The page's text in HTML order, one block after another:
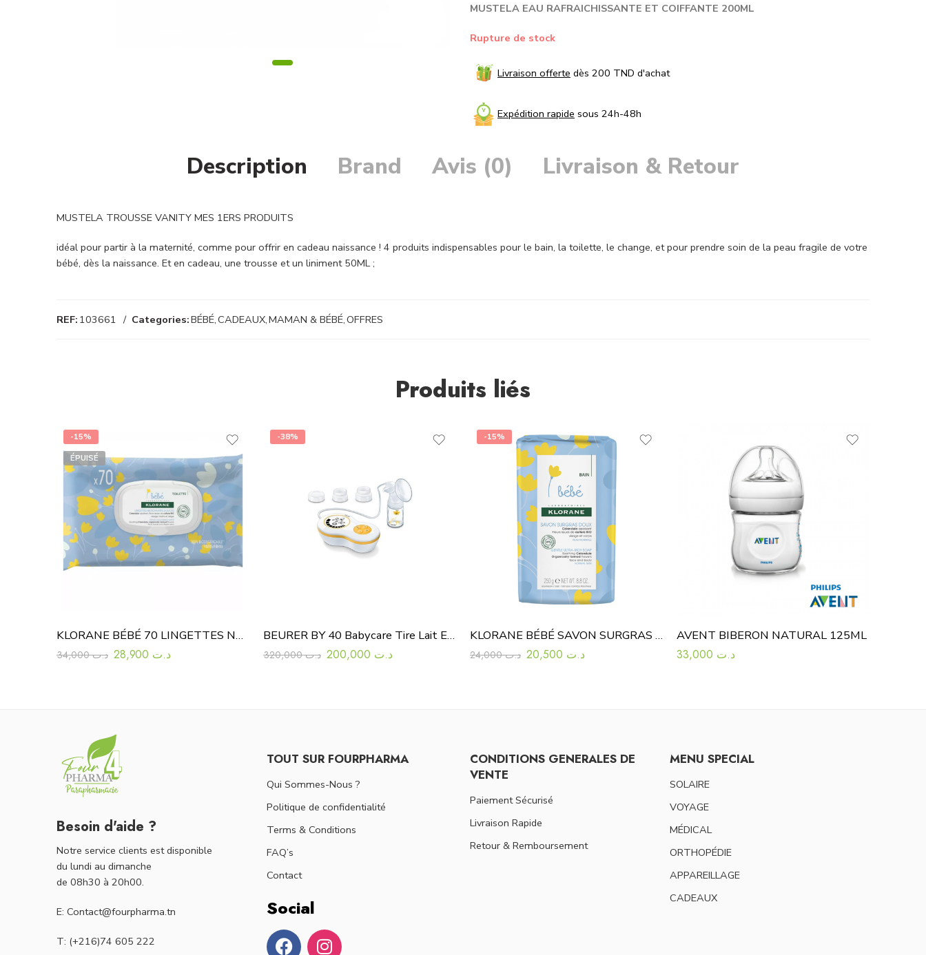
MUSTELA EAU RAFRAICHISSANTE ET COIFFANTE 200ML
Rupture de stock
Livraison offerte dès 200 TND d'achat
Expédition rapide sous 24h-48h
Description Brand Avis (0) Livraison & Retour
MUSTELA TROUSSE VANITY MES 1ERS PRODUITS
idéal pour partir à la maternité, comme pour offrir en cadeau naissance ! 4 produits indispensables pour le bain, la toilette, le change, et pour prendre soin de la peau fragile de votre
bébé, dès la naissance. Et en cadeau, une trousse et un liniment 50ML ;
REF: 103661 Categories:BÉBÉ,CADEAUX,MAMAN & BÉBÉ,OFFRES
Produits liés
-15%
ÉPUISÉ
KLORANE BÉBÉ 70 LINGETTES NETTOYANTES DOUCES
د.ت34,000 د.ت
-38%
BEURER BY 40 Babycare Tire Lait Electrique
د.ت320,000 د.ت
-15%
KLORANE BÉBÉ SAVON SURGRAS DOUX 250 G
د.ت24,000 د.ت
AVENT BIBERON NATURAL 125ML
د.ت
Besoin d'aide ?
Notre service clients est disponible
du lundi au dimanche
de 08h30 à 20h00.
E: Contact@fourpharma.tn
T: (+216)74 605 222
TOUT SUR FOURPHARMA
Qui Sommes-Nous ?
Politique de confidentialité
Terms & Conditions
FAQ’s
Contact
Social
CONDITIONS GENERALES DE
VENTE
Paiement Sécurisé
Livraison Rapide
Retour & Remboursement
MENU SPECIAL
SOLAIRE
VOYAGE
MÉDICAL
ORTHOPÉDIE
APPAREILLAGE
CADEAUX